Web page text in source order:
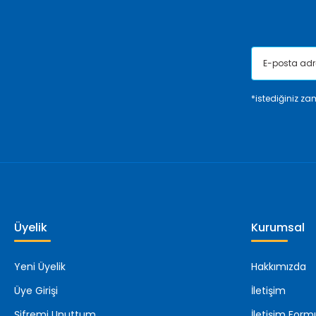
*istediğiniz
Üyelik
Yeni Üyelik
Üye Girişi
Kurumsal
Hakkımızda
İletişim